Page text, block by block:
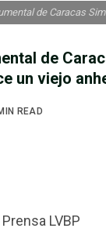
de
un viejo
READ
de Caracas
LVBP